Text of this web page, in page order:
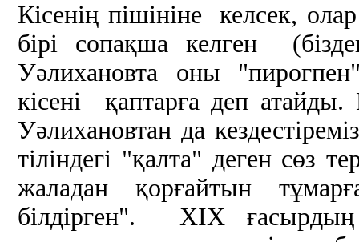
Кісенің пішініне келсек,
бірі сопақша келген
Уәлихановта оны
кісені қаптарға деп
Уәлихановтан да
тіліндегі "қалта" деген сөз
жаладан қорғайтын
білдірген". ХІХ